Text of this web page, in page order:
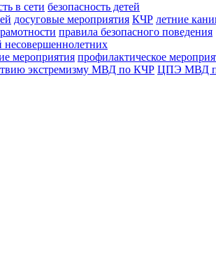
в сети безопасность детей
досуговые мероприятия КЧР летние
правила безопасного поведения
мероприятия профилактическое
экстремизму МВД по КЧР ЦПЭ МВД